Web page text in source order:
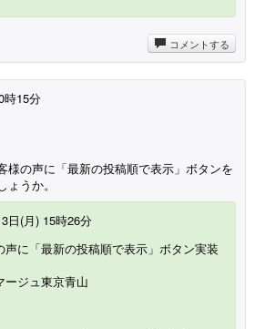
コメントする
時15分
様の声に「最新の投稿順で表示」ボタンを
うか。
日(月) 15時26分
声に「最新の投稿順で表示」ボタン実装
ージュ東京青山